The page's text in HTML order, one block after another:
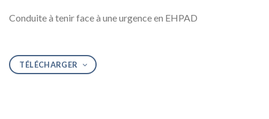
Conduite à tenir face à une urgence en EHPAD
TÉLÉCHARGER